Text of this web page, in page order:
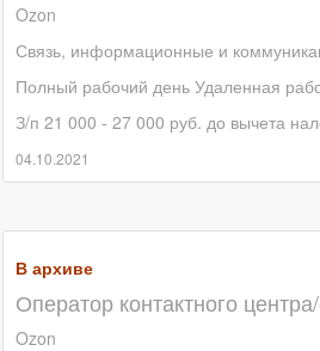
Ozon
Связь, информационные и
Полный рабочий день Удаленная
З/п 21 000 - 27 000 руб. до вычета
04.10.2021
В архиве
Оператор контактного
Ozon